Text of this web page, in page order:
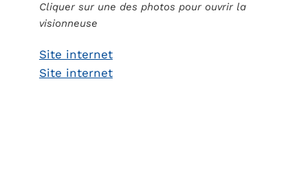
Cliquer sur une des photos pour ouvrir la
visionneuse
Site internet
Site internet